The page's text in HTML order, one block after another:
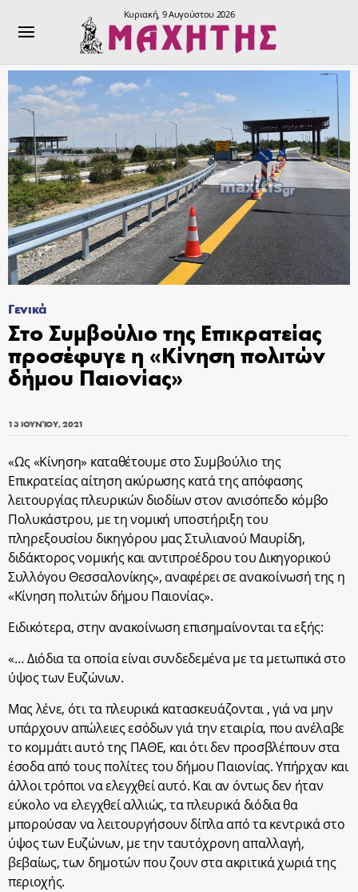
Κυριακή, 9 Αυγούστου 2026
Γενικά
Στο Συμβούλιο της Επικρατείας
προσέφυγε η «Κίνηση πολιτών
δήμου Παιονίας»
13 ΙΟΥΝΊΟΥ, 2021
«Ως «Κίνηση» καταθέτουμε στο Συμβούλιο της
Επικρατείας αίτηση ακύρωσης κατά της απόφασης
λειτουργίας πλευρικών διοδίων στον ανισόπεδο κόμβο
Πολυκάστρου, με τη νομική υποστήριξη του
πληρεξουσίου δικηγόρου μας Στυλιανού Μαυρίδη,
διδάκτορος νομικής και αντιπροέδρου του Δικηγορικού
Συλλόγου Θεσσαλονίκης», αναφέρει σε ανακοίνωσή της η
«Κίνηση πολιτών δήμου Παιονίας».
Ειδικότερα, στην ανακοίνωση επισημαίνονται τα εξής:
«… Διόδια τα οποία είναι συνδεδεμένα με τα μετωπικά στο
ύψος των Ευζώνων.
Μας λένε, ότι τα πλευρικά κατασκευάζονται , γιά να μην
υπάρχουν απώλειες εσόδων γιά την εταιρία, που ανέλαβε
το κομμάτι αυτό της ΠΑΘΕ, και ότι δεν προσβλέπουν στα
έσοδα από τους πολίτες του δήμου Παιονίας. Υπήρχαν και
άλλοι τρόποι να ελεγχθεί αυτό. Και αν όντως δεν ήταν
εύκολο να ελεγχθεί αλλιώς, τα πλευρικά διόδια θα
μπορούσαν να λειτουργήσουν δίπλα από τα κεντρικά στο
ύψος των Ευζώνων, με την ταυτόχρονη απαλλαγή,
βεβαίως, των δημοτών που ζουν στα ακριτικά χωριά της
περιοχής.